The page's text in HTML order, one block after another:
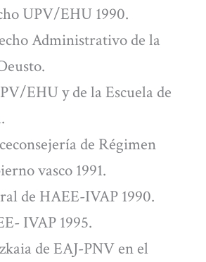
UPV/EHU 1990.
Administrativo de la
EHU y de la Escuela de
de Régimen
vasco 1991.
de HAEE-IVAP 1990.
IVAP 1995.
de EAJ-PNV en el